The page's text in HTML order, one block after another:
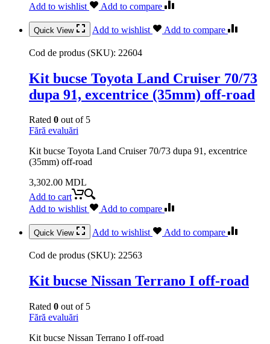
Add to wishlist
Add to compare
Quick View Add to wishlist Add to compare
Cod de produs (SKU): 22604
Kit bucse Toyota Land Cruiser 70/73
dupa 91, excentrice (35mm) off-road
Rated 0 out of 5
Fără evaluări
Kit bucse Toyota Land Cruiser 70/73 dupa 91, excentrice
(35mm) off-road
3,302.00 MDL
Add to cart
Add to wishlist
Add to compare
Quick View Add to wishlist Add to compare
Cod de produs (SKU): 22563
Kit bucse Nissan Terrano I off-road
Rated 0 out of 5
Fără evaluări
Kit bucse Nissan Terrano I off-road